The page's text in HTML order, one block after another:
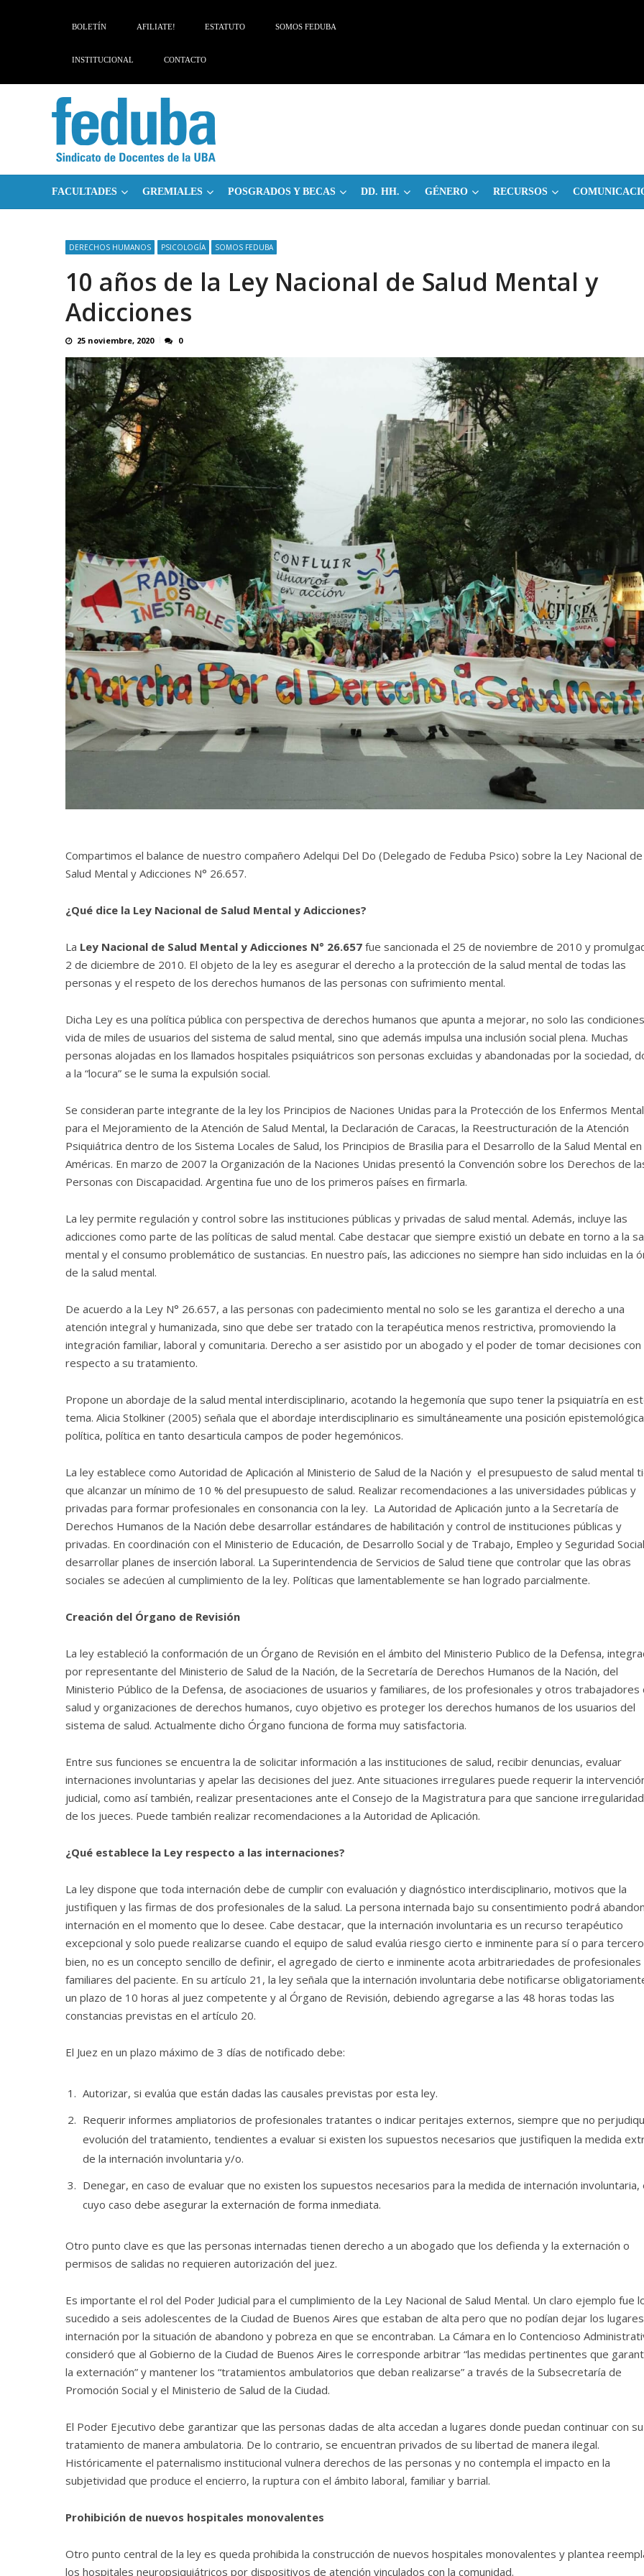
BOLETÍN AFILIATE! ESTATUTO SOMOS FEDUBA
INSTITUCIONAL CONTACTO
FACULTADES GREMIALES POSGRADOS Y BECAS DD. HH. GÉNERO RECURSOS
DERECHOS HUMANOS PSICOLOGÍA SOMOS FEDUBA
10 años de la Ley Nacional de Salud Mental y
Adicciones
25 noviembre, 2020 0
Compartimos el balance de nuestro compañero Adelqui Del Do (Delegado de Feduba Psico) sobre la Ley Nacional de
Salud Mental y Adicciones N° 26.657.
¿Qué dice la Ley Nacional de Salud Mental y Adicciones?
La Ley Nacional de Salud Mental y Adicciones N° 26.657fue sancionada el 25 de noviembre de 2010 y
2 de diciembre de 2010. El objeto de la ley es asegurar el derecho a la protección de la salud mental de todas las
personas y el respeto de los derechos humanos de las personas con sufrimiento mental.
Dicha Ley es una política pública con perspectiva de derechos humanos que apunta a mejorar, no solo las
vida de miles de usuarios del sistema de salud mental, sino que además impulsa una inclusión social plena. Muchas
personas alojadas en los llamados hospitales psiquiátricos son personas excluidas y abandonadas por la sociedad,
a la “locura” se le suma la expulsión social.
Se consideran parte integrante de la ley los Principios de Naciones Unidas para la Protección de los Enfermos
para el Mejoramiento de la Atención de Salud Mental, la Declaración de Caracas, la Reestructuración de la Atención
Psiquiátrica dentro de los Sistema Locales de Salud, los Principios de Brasilia para el Desarrollo de la Salud Mental en
Américas. En marzo de 2007 la Organización de la Naciones Unidas presentó la Convención sobre los Derechos de
Personas con Discapacidad. Argentina fue uno de los primeros países en firmarla.
La ley permite regulación y control sobre las instituciones públicas y privadas de salud mental. Además, incluye las
adicciones como parte de las políticas de salud mental. Cabe destacar que siempre existió un debate en torno a la
mental y el consumo problemático de sustancias. En nuestro país, las adicciones no siempre han sido incluidas en la
de la salud mental.
De acuerdo a la Ley N° 26.657, a las personas con padecimiento mental no solo se les garantiza el derecho a una
atención integral y humanizada, sino que debe ser tratado con la terapéutica menos restrictiva, promoviendo la
integración familiar, laboral y comunitaria. Derecho a ser asistido por un abogado y el poder de tomar decisiones con
respecto a su tratamiento.
Propone un abordaje de la salud mental interdisciplinario, acotando la hegemonía que supo tener la psiquiatría en
tema. Alicia Stolkiner (2005) señala que el abordaje interdisciplinario es simultáneamente una posición
política, política en tanto desarticula campos de poder hegemónicos.
La ley establece como Autoridad de Aplicación al Ministerio de Salud de la Nación y el presupuesto de salud mental
que alcanzar un mínimo de 10 % del presupuesto de salud. Realizar recomendaciones a las universidades públicas y
privadas para formar profesionales en consonancia con la ley. La Autoridad de Aplicación junto a la Secretaría de
Derechos Humanos de la Nación debe desarrollar estándares de habilitación y control de instituciones públicas y
privadas. En coordinación con el Ministerio de Educación, de Desarrollo Social y de Trabajo, Empleo y Seguridad Social
desarrollar planes de inserción laboral. La Superintendencia de Servicios de Salud tiene que controlar que las obras
sociales se adecúen al cumplimiento de la ley. Políticas que lamentablemente se han logrado parcialmente.
Creación del Órgano de Revisión
La ley estableció la conformación de un Órgano de Revisión en el ámbito del Ministerio Publico de la Defensa,
por representante del Ministerio de Salud de la Nación, de la Secretaría de Derechos Humanos de la Nación, del
Ministerio Público de la Defensa, de asociaciones de usuarios y familiares, de los profesionales y otros trabajadores
salud y organizaciones de derechos humanos, cuyo objetivo es proteger los derechos humanos de los usuarios del
sistema de salud. Actualmente dicho Órgano funciona de forma muy satisfactoria.
Entre sus funciones se encuentra la de solicitar información a las instituciones de salud, recibir denuncias, evaluar
internaciones involuntarias y apelar las decisiones del juez. Ante situaciones irregulares puede requerir la
judicial, como así también, realizar presentaciones ante el Consejo de la Magistratura para que sancione
de los jueces. Puede también realizar recomendaciones a la Autoridad de Aplicación.
¿Qué establece la Ley respecto a las internaciones?
La ley dispone que toda internación debe de cumplir con evaluación y diagnóstico interdisciplinario, motivos que la
justifiquen y las firmas de dos profesionales de la salud. La persona internada bajo su consentimiento podrá
internación en el momento que lo desee. Cabe destacar, que la internación involuntaria es un recurso terapéutico
excepcional y solo puede realizarse cuando el equipo de salud evalúa riesgo cierto e inminente para sí o para
bien, no es un concepto sencillo de definir, el agregado de cierto e inminente acota arbitrariedades de profesionales
familiares del paciente. En su artículo 21, la ley señala que la internación involuntaria debe notificarse
un plazo de 10 horas al juez competente y al Órgano de Revisión, debiendo agregarse a las 48 horas todas las
constancias previstas en el artículo 20.
El Juez en un plazo máximo de 3 días de notificado debe:
Autorizar, si evalúa que están dadas las causales previstas por esta ley.
Requerir informes ampliatorios de profesionales tratantes o indicar peritajes externos, siempre que no
evolución del tratamiento, tendientes a evaluar si existen los supuestos necesarios que justifiquen la medida
de la internación involuntaria y/o.
Denegar, en caso de evaluar que no existen los supuestos necesarios para la medida de internación involuntaria,
cuyo caso debe asegurar la externación de forma inmediata.
Otro punto clave es que las personas internadas tienen derecho a un abogado que los defienda y la externación o
permisos de salidas no requieren autorización del juez.
Es importante el rol del Poder Judicial para el cumplimiento de la Ley Nacional de Salud Mental. Un claro ejemplo fue
sucedido a seis adolescentes de la Ciudad de Buenos Aires que estaban de alta pero que no podían dejar los
internación por la situación de abandono y pobreza en que se encontraban. La Cámara en lo Contencioso
consideró que al Gobierno de la Ciudad de Buenos Aires le corresponde arbitrar “las medidas pertinentes que
la externación” y mantener los “tratamientos ambulatorios que deban realizarse” a través de la Subsecretaría de
Promoción Social y el Ministerio de Salud de la Ciudad.
El Poder Ejecutivo debe garantizar que las personas dadas de alta accedan a lugares donde puedan continuar con su
tratamiento de manera ambulatoria. De lo contrario, se encuentran privados de su libertad de manera ilegal.
Históricamente el paternalismo institucional vulnera derechos de las personas y no contempla el impacto en la
subjetividad que produce el encierro, la ruptura con el ámbito laboral, familiar y barrial.
Prohibición de nuevos hospitales monovalentes
Otro punto central de la ley es queda prohibida la construcción de nuevos hospitales monovalentes y plantea
los hospitales neuropsiquiátricos por dispositivos de atención vinculados con la comunidad.